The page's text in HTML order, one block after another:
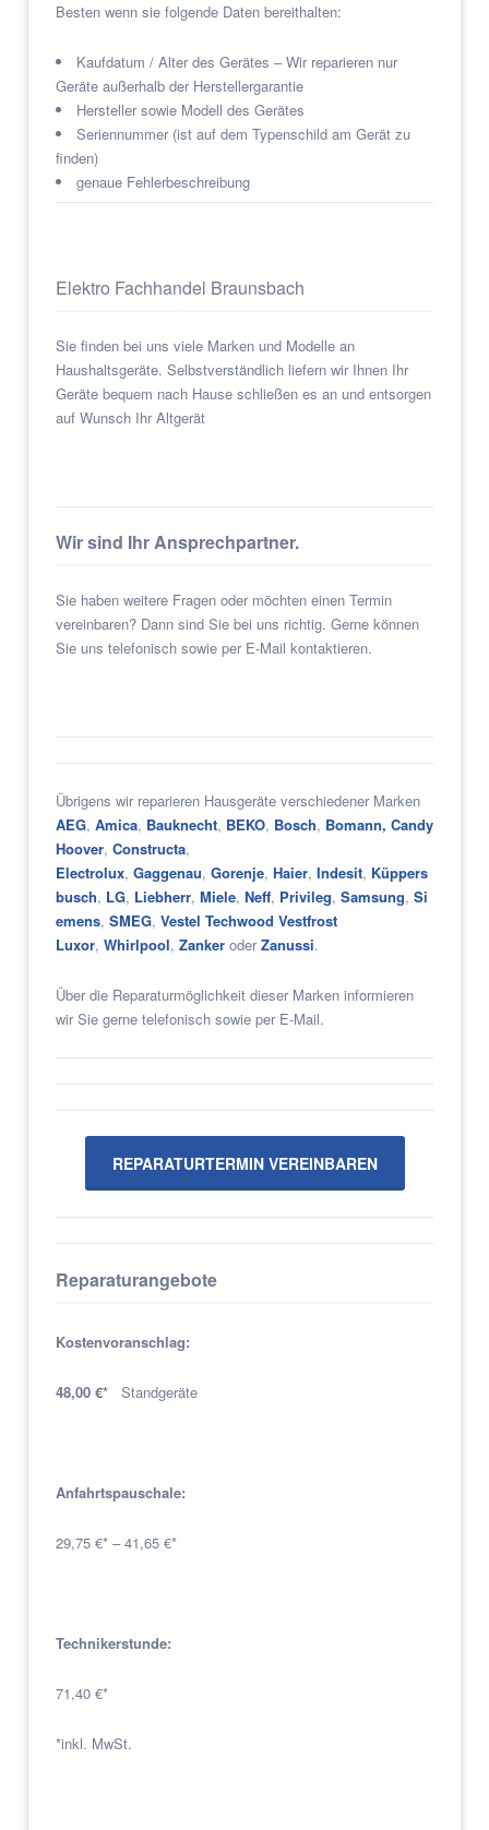
Besten wenn sie folgende Daten bereithalten:
Kaufdatum / Alter des Gerätes – Wir reparieren nur
Geräte außerhalb der Herstellergarantie
Hersteller sowie Modell des Gerätes
Seriennummer (ist auf dem Typenschild am Gerät zu
finden)
genaue Fehlerbeschreibung
Elektro Fachhandel Braunsbach
Sie finden bei uns viele Marken und Modelle an
Haushaltsgeräte. Selbstverständlich liefern wir Ihnen Ihr
Geräte bequem nach Hause schließen es an und entsorgen
auf Wunsch Ihr Altgerät
Wir sind Ihr Ansprechpartner.
Sie haben weitere Fragen oder möchten einen Termin
vereinbaren? Dann sind Sie bei uns richtig. Gerne können
Sie uns telefonisch sowie per E-Mail kontaktieren.
Übrigens wir reparieren Hausgeräte verschiedener Marken
AEG, Amica, Bauknecht, BEKO, Bosch, Bomann, Candy
Hoover, Constructa,
Electrolux, Gaggenau, Gorenje, Haier, Indesit, Küppers
busch, LG, Liebherr, Miele, Neff, Privileg, Samsung, Si
emens, SMEG, Vestel Techwood Vestfrost
Luxor, Whirlpool, Zanker oderZanussi.
Über die Reparaturmöglichkeit dieser Marken informieren
wir Sie gerne telefonisch sowie per E-Mail.
REPARATURTERMIN VEREINBAREN
Reparaturangebote
Kostenvoranschlag:
48,00 €* Standgeräte
Anfahrtspauschale:
29,75 €* – 41,65 €*
Technikerstunde:
71,40 €*
*inkl. MwSt.